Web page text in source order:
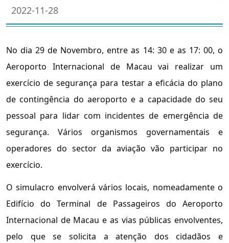
2022-11-28
No dia 29 de Novembro, entre as 14: 30 e as 17: 00, o
Aeroporto Internacional de Macau vai realizar um
exercício de segurança para testar a eficácia do plano
de contingência do aeroporto e a capacidade do seu
pessoal para lidar com incidentes de emergência de
segurança. Vários organismos governamentais e
operadores do sector da aviação vão participar no
exercício.
O simulacro envolverá vários locais, nomeadamente o
Edifício do Terminal de Passageiros do Aeroporto
Internacional de Macau e as vias públicas envolventes,
pelo que se solicita a atenção dos cidadãos e